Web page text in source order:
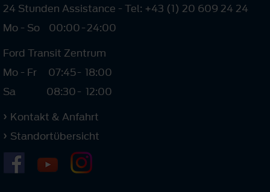
24 Stunden Assistance - Tel: +43 (1) 20 609 24 24
Mo - So
00:00-24:00
Ford Transit Zentrum
Mo - Fr
07:45- 18:00
Sa
08:30- 12:00
Kontakt & Anfahrt
Standortübersicht